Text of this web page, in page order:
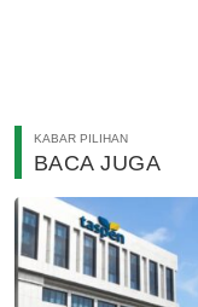
KABAR PILIHAN
BACA JUGA